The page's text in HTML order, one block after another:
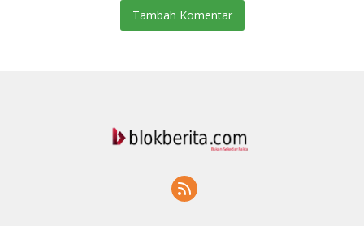
Tambah Komentar